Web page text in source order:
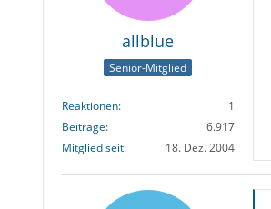
allblue
Senior-Mitglied
Reaktionen
1
Beiträge
6.917
Mitglied seit
18. Dez. 2004